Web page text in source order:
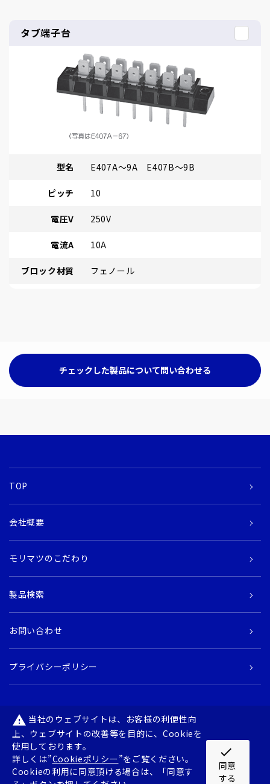
タブ端子台
型名 E407A～9A E407B～9B
ピッチ 10
電圧V 250V
電流A 10A
ブロック材質 フェノール
チェックした製品について問い合わせる
TOP
会社概要
モリマツのこだわり
製品検索
お問い合わせ
プライバシーポリシー
〒182-0034東京都調布市下石原一丁目2番地3 TSOビル
TEL 042-481-6111（代） FAX 042-487-8458
warning 当社のウェブサイトは、お客様の利便性向
上、ウェブサイトの改善等を目的に、Cookieを
使用しております。
詳しくは”Cookieポリシー”をご覧ください。
Cookieの利用に同意頂ける場合は、「同意す
check
同意
する